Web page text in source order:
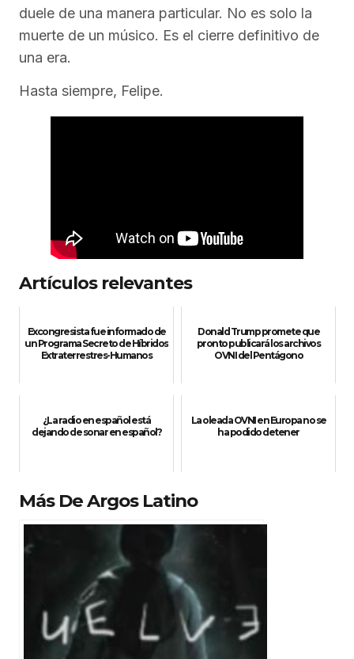
duele de una manera particular. No es solo la
muerte de un músico. Es el cierre definitivo de
una era.
Hasta siempre, Felipe.
Artículos relevantes
Excongresista fue informado de
un Programa Secreto de Híbridos
Extraterrestres-Humanos
Donald Trump promete que
pronto publicará los archivos
OVNI del Pentágono
¿La radio en español está
dejando de sonar en español?
La oleada OVNI en Europa no se
ha podido detener
Más De Argos Latino